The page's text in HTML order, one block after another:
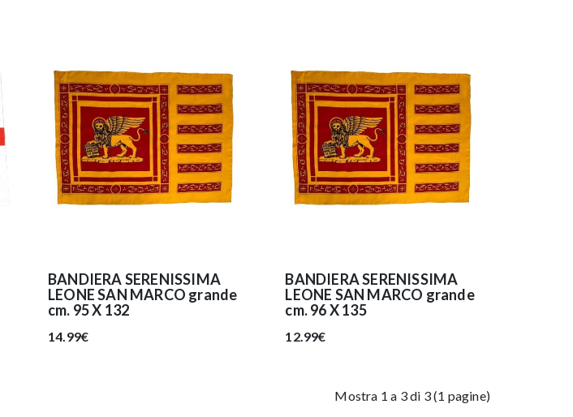
BANDIERA SERENISSIMA
LEONE SAN MARCO grande
cm. 95 X 132
14.99€
BANDIERA SERENISSIMA
LEONE SAN MARCO grande
cm. 96 X 135
12.99€
Mostra 1 a 3 di 3 (1 pagine)